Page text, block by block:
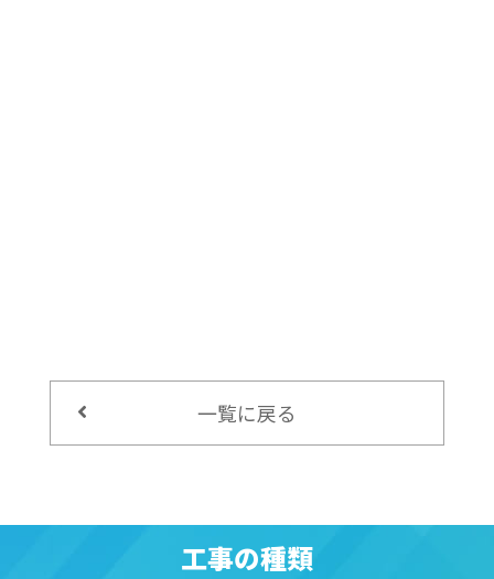
一覧に戻る
工事の種類